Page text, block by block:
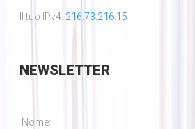
Il tuo IPv4: 216.73.216.15
NEWSLETTER
Nome: